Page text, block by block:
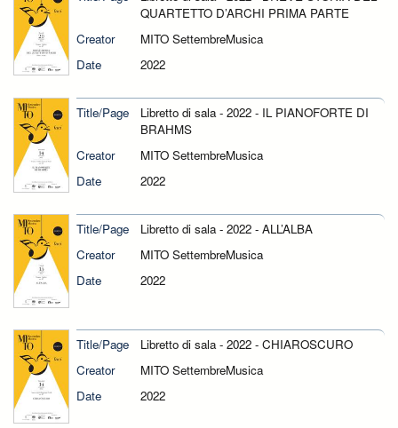
QUARTETTO D’ARCHI PRIMA PARTE
Creator
MITO SettembreMusica
Date
2022
Title/Page
Libretto di sala - 2022 - IL PIANOFORTE DI
BRAHMS
Creator
MITO SettembreMusica
Date
2022
Title/Page
Libretto di sala - 2022 - ALL’ALBA
Creator
MITO SettembreMusica
Date
2022
Title/Page
Libretto di sala - 2022 - CHIAROSCURO
Creator
MITO SettembreMusica
Date
2022